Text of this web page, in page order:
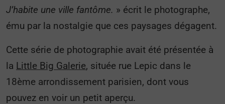
J’habite une ville fantôme. » écrit le photographe,
ému par la nostalgie que ces paysages dégagent.
Cette série de photographie avait été présentée à
la Little Big Galerie, située rue Lepic dans le
18ème arrondissement parisien, dont vous
pouvez en voir un petit aperçu.